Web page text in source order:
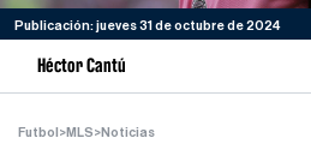
Publicación: jueves 31 de octubre de 2024
Héctor Cantú
Futbol >MLS>Noticias